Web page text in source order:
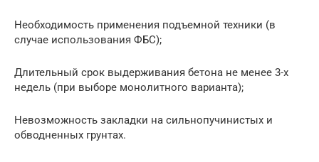
Необходимость применения подъемной техники (в
случае использования ФБС);
Длительный срок выдерживания бетона не менее 3-х
недель (при выборе монолитного варианта);
Невозможность закладки на сильнопучинистых и
обводненных грунтах.